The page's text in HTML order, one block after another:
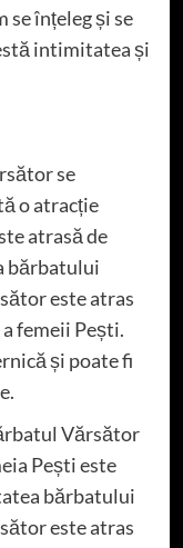
se înțeleg și se
intimitatea și
se
o atracție
atrasă de
bărbatului
este atras
femeii Pești.
și poate fi
Vărsător
Pești este
bărbatului
este atras